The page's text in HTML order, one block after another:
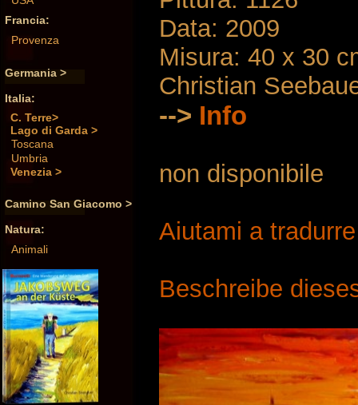
Francia:
Provenza
Germania >
Italia:
C. Terre>
Lago di Garda >
Toscana
Umbria
Venezia >
Camino San Giacomo >
Natura:
Animali
Data: 2009
Misura: 40 x 30
Christian
--> Info
non disponibile
Aiutami a
Beschreibe